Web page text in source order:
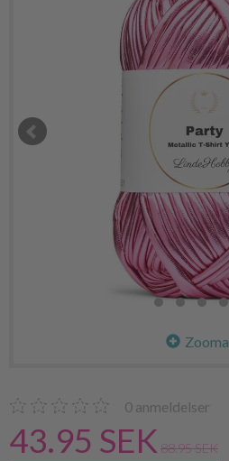
Zooma
0 anmeldelser
43.95 SEK 88.95 SEK